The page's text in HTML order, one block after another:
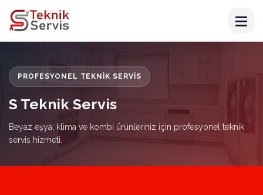
PROFESYONEL TEKNIK SERVIS
S Teknik Servis
Beyaz eşya, klima ve kombi ürünleriniz için profesyonel teknik
servis hizmeti.